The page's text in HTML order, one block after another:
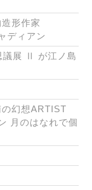
形作家
ディアン
議展 Ⅱ が江ノ島
幻想ARTIST
月のはなれで個